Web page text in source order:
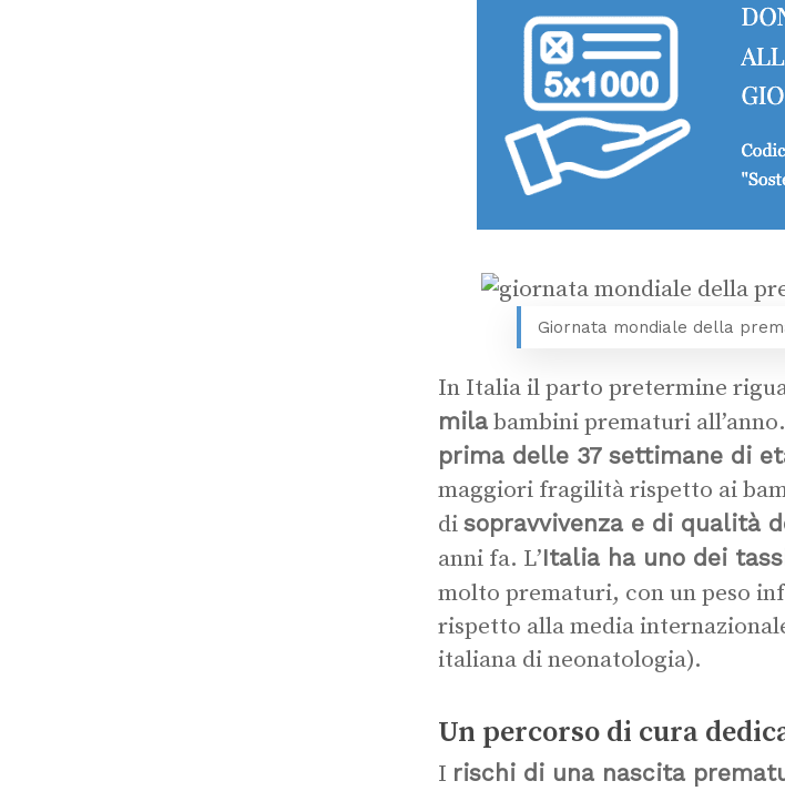
Giornata mondiale della
In Italia il parto pretermine
mila bambini prematuri
prima delle 37 settimane di
maggiori fragilità rispetto ai
di sopravvivenza e di qualità
anni fa. L’Italia ha uno dei
molto prematuri, con un peso
rispetto alla media
italiana di neonatologia).
Un percorso di cura
I rischi di una nascita